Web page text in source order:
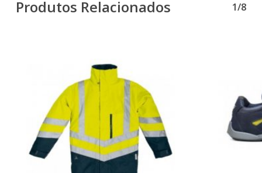
Produtos Relacionados 1/8